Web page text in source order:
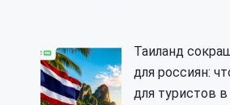
Таиланд
для россиян:
для туристов